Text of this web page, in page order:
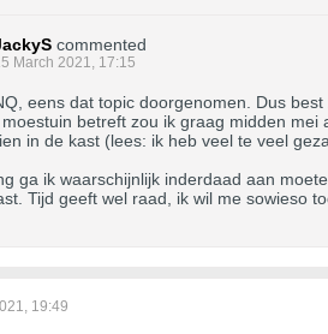
commented
March 2021, 17:15
eens dat topic doorgenomen. Dus
betreft zou ik graag midden
in de kast (lees: ik heb veel te veel
ga ik waarschijnlijk inderdaad aan
Tijd geeft wel raad, ik wil me sowieso
19:49